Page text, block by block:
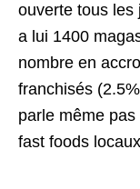
ouverte tous les
a lui 1400
nombre en
franchisés
parle même
fast foods